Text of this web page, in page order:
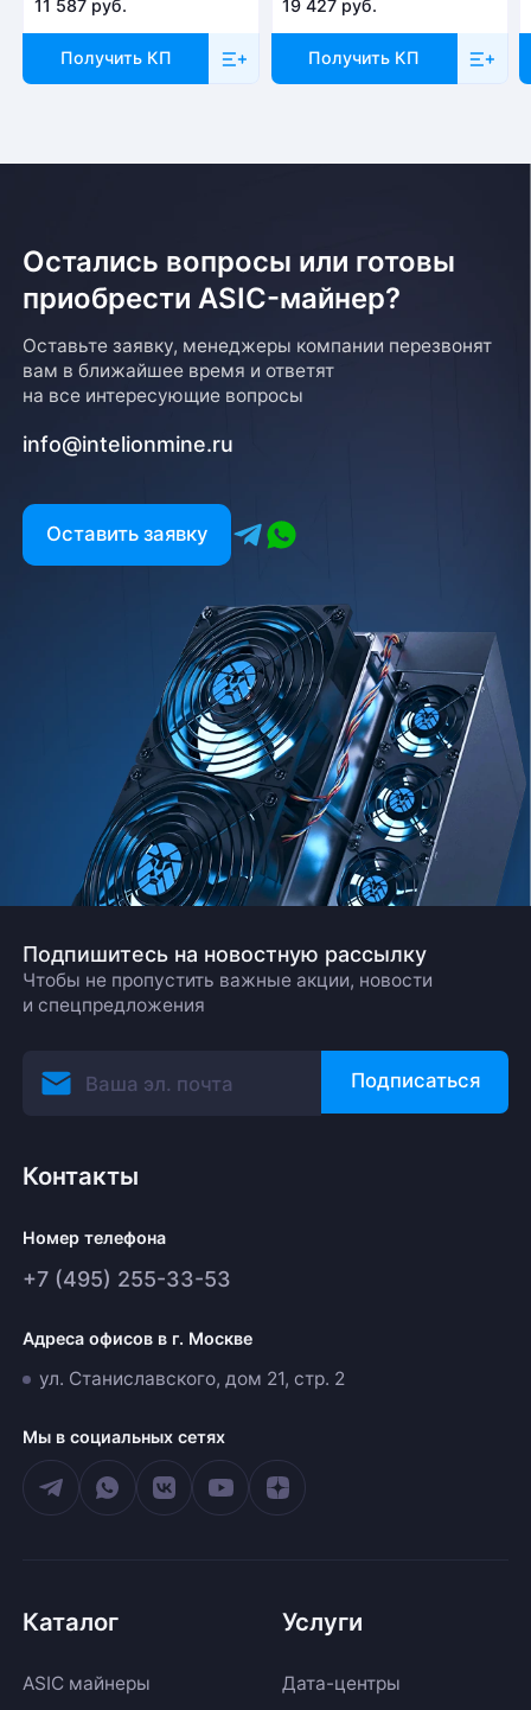
Отправка товара осуществляется с понедельника
по пятницу с 10-00 до 19-00. При получении товара
Для того, чтобы оформить возврат товара, клиенту
необходимо связаться с менеджером, который
в соответствии с регламентом Компании после
Есть вопрос?
Заполните форму и мы свяжемся с вами в
Заказать звонок
11 587 руб.
Получить КП
19 427 руб.
Получить КП
Остались вопросы или готовы
приобрести ASIC-майнер?
Оставьте заявку, менеджеры компании перезвонят
вам в ближайшее время и ответят
на все интересующие вопросы
info@intelionmine.ru
Оставить заявку
Подпишитесь на новостную рассылку
Чтобы не пропустить важные акции, новости
и спецпредложения
Подписаться
Контакты
Номер телефона
+7 (495) 255-33-53
Адреса офисов в г. Москве
ул. Станиславского, дом 21, стр. 2
Мы в социальных сетях
Каталог
ASIC майнеры
Услуги
Дата-центры